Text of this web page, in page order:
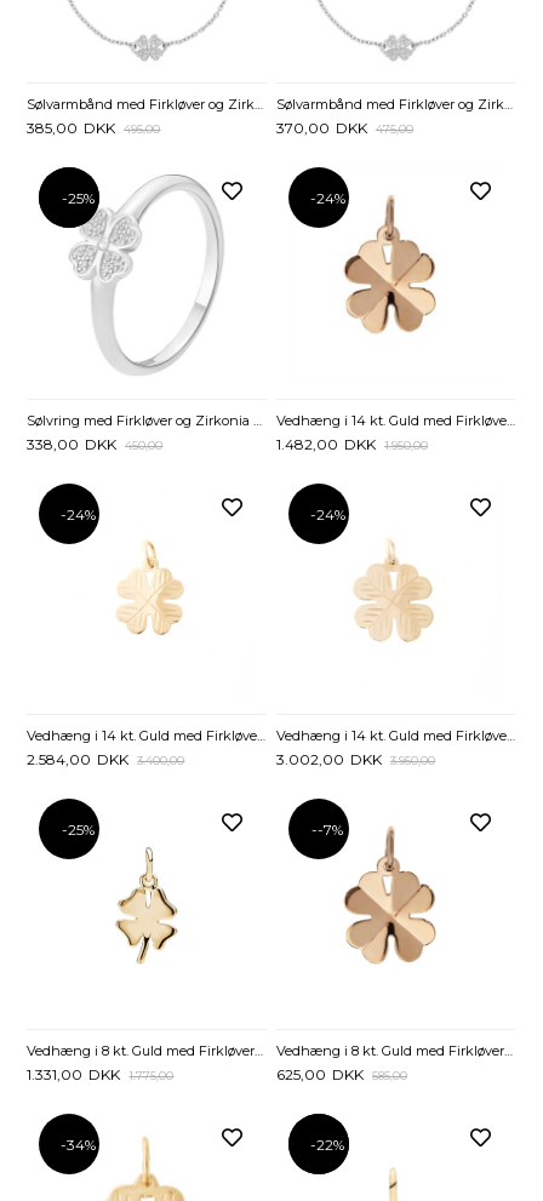
Sølvarmbånd med Firkløver og Zirkonia - 16 til 18 cm
385,00 DKK 495,00
Sølvarmbånd med Firkløver og Zirkoniasten - 14 til 16 cm
370,00 DKK 475,00
-25%
-25%
338,00 DKK 450,00
-24%
1.482,00 DKK 1.950,00
-24%
Vedhæng i 14 kt. Guld med Firkløver - 13 x 13 mm
2.584,00 DKK 3.400,00
-24%
Vedhæng i 14 kt. Guld med Firkløver - 15 mm
3.002,00 DKK 3.950,00
-25%
Vedhæng i 8 kt. Guld med Firkløver - 10 x 10 mm
1.331,00 DKK 1.775,00
--7%
Vedhæng i 8 kt. Guld med Firkløver - 13 mm
625,00 DKK 585,00
-34% -22%
-22%